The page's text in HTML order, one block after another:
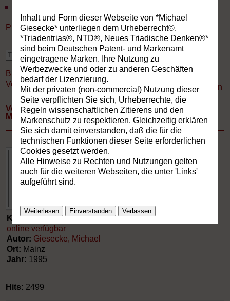
Aktuelles
Publikationen
Buchverzeichnis»
Vorträge und Manuskripte - nur hier online verfügbarDrucken
Von der Buchkultur über die Zwischenzeit der Neuen
Medien ins Jahrtausend des Gesprächs.
Kategorie:Vorträge und Manuskripte - nur hier
online verfügbar
Autor: Giesecke, Michael
Ort: Mainz
Jahr: 1995
Hits: 2499
Inhalt und Form dieser Webseite von *Michael
Giesecke* unterliegen dem Urheberrecht©.
*Triadentrias®, NTD®, Neues Triadische Denken®*
sind beim Deutschen Patent- und Markenamt
eingetragene Marken. Ihre Nutzung zu
Werbezwecke und oder zu anderen Geschäften
bedarf der Lizenzierung.
Mit der privaten (non-commercial) Nutzung dieser
Seite verpflichten Sie sich, Urheberrechte, die
Regeln wissenschaftlichen Zitierens und den
Markenschutz zu respektieren. Gleichzeitig erklären
Sie sich damit einverstanden, daß die für die
technischen Funktionen dieser Seite erforderlichen
Cookies gesetzt werden.
Alle Hinweise zu Rechten und Nutzungen gelten
auch für die weiteren Webseiten, die unter 'Links'
aufgeführt sind.
Weiterlesen Einverstanden Verlassen